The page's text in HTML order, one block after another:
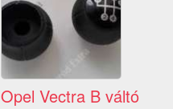
Opel Vectra B váltó